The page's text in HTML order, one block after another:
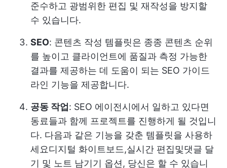
준수하고 광범위한 편집 및 재작성을 방지할
수 있습니다.
SEO: 콘텐츠 작성 템플릿은 종종 콘텐츠 순위
를 높이고 클라이언트에 품질과 측정 가능한
결과를 제공하는 데 도움이 되는 SEO 가이드
라인 기능을 제공합니다.
공동 작업 : SEO 에이전시에서 일하고 있다면
동료들과 함께 프로젝트를 진행하게 될 것입니
다. 다음과 같은 기능을 갖춘 템플릿을 사용하
세요디지털 화이트보드 ,실시간 편집 및댓글 달
기 및 노트 남기기 옵션, 당신은 할 수 있습니